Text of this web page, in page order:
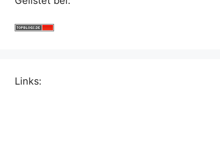
Links: